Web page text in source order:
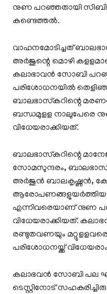
നുണ പറഞ്ഞതായി
കണ്ടെത്തൽ.
വാഹനമോടിച്ചത്
അര്‍ജുന്റെ മൊഴി
കലാഭാവന്‍ സോബി
പരിശോധനയില്‍
ബാലഭാസ്‌കറിന്റെ
ബന്ധമുളള നാലുപേരെ
വിധേയരാക്കിയത്.
ബാലഭാസ്‌കറിന്റെ
സോമസുന്ദരം,
അര്‍ജുന്‍ ബാലകൃഷ്ണന്‍,
എന്നിവരെയാണ് നുണ
വിധേയരാക്കിയത്.
രണ്ടുതവണയും
പരിശോധനയ്ക്ക്
കലാഭവൻ സോബി പല
ടെസ്റ്റിനോട്